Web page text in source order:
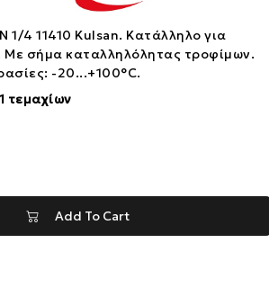
1/4 11410 Kulsan. Κατάλληλο για
Με σήμα καταλληλόλητας τροφίμων.
-20...+100°C.
τεμαχίων
Add To Cart